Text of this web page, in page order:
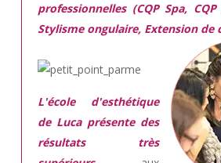
professionnelles (CQP Spa,
Stylisme ongulaire, Extension de
L'école d'esthétique
de Luca présente des
résultats très